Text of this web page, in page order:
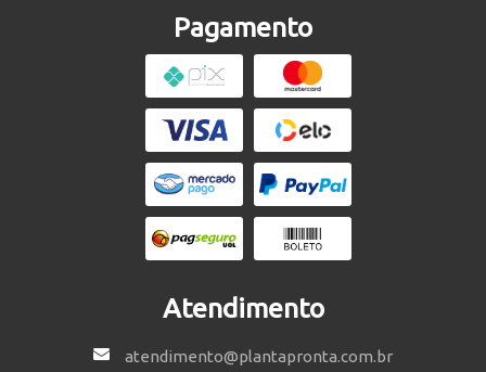
Pagamento
Atendimento
atendimento@plantapronta.com.br